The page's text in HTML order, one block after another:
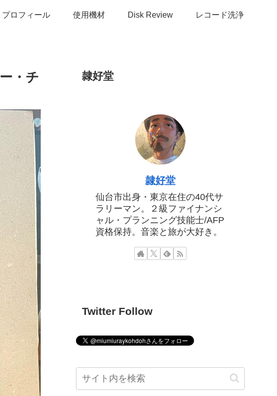
プロフィール 使用機材 Disk Review レコード洗浄
・チ
隷好堂
隷好堂
仙台市出身・東京在住の40代サ
ラリーマン。２級ファイナンシ
ャル・プランニング技能士/AFP
資格保持。音楽と旅が大好き。
Twitter Follow